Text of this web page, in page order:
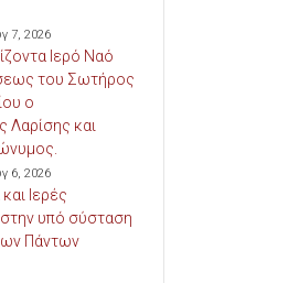
7, 2026
Ιερό Ναό
του Σωτήρος
ο
Λαρίσης και
6, 2026
Ιερές
υπό σύσταση
Πάντων